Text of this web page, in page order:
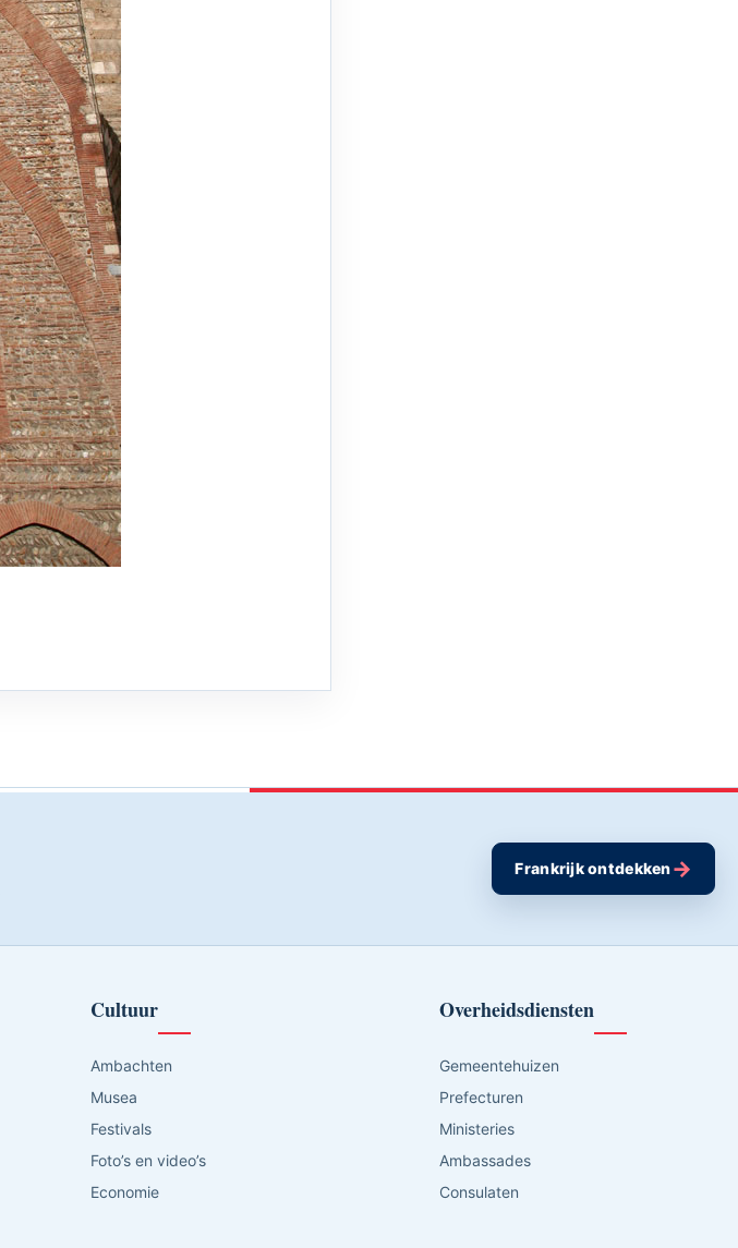
Frankrijk ontdekken→
Cultuur
Ambachten
Musea
Festivals
Foto’s en video’s
Economie
Overheidsdiensten
Gemeentehuizen
Prefecturen
Ministeries
Ambassades
Consulaten